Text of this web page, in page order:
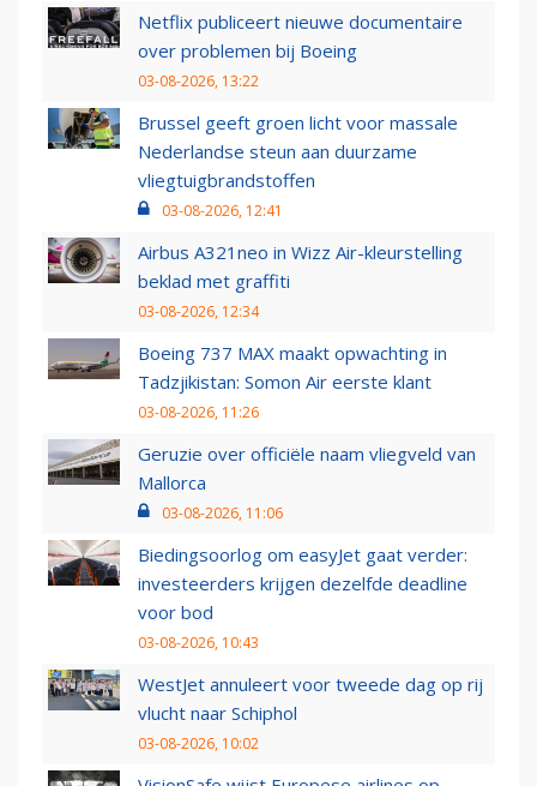
Netflix publiceert nieuwe documentaire
over problemen bij Boeing
03-08-2026, 13:22
Brussel geeft groen licht voor massale
Nederlandse steun aan duurzame
vliegtuigbrandstoffen
03-08-2026, 12:41
Airbus A321neo in Wizz Air-kleurstelling
beklad met graffiti
03-08-2026, 12:34
Boeing 737 MAX maakt opwachting in
Tadzjikistan: Somon Air eerste klant
03-08-2026, 11:26
Geruzie over officiële naam vliegveld van
Mallorca
03-08-2026, 11:06
Biedingsoorlog om easyJet gaat verder:
investeerders krijgen dezelfde deadline
voor bod
03-08-2026, 10:43
WestJet annuleert voor tweede dag op rij
vlucht naar Schiphol
03-08-2026, 10:02